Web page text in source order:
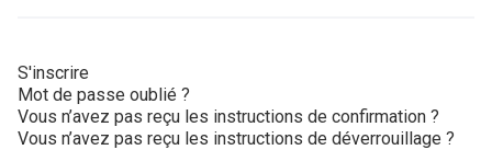
S'inscrire
Mot de passe oublié ?
Vous n’avez pas reçu les instructions de confirmation ?
Vous n’avez pas reçu les instructions de déverrouillage ?